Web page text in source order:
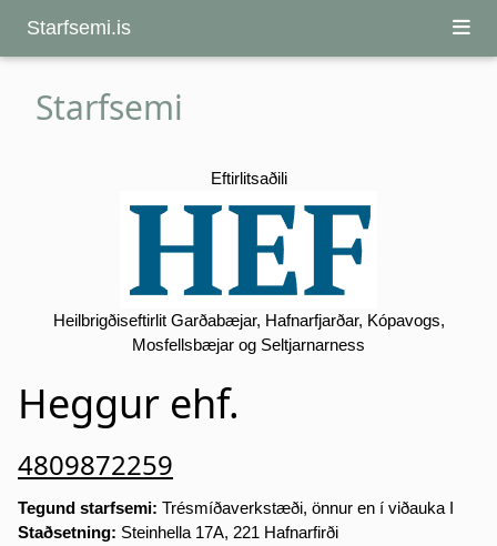
Starfsemi.is
Starfsemi
Eftirlitsaðili
Heilbrigðiseftirlit Garðabæjar, Hafnarfjarðar, Kópavogs,
Mosfellsbæjar og Seltjarnarness
Heggur ehf.
4809872259
Tegund starfsemi: Trésmíðaverkstæði, önnur en í viðauka I
Staðsetning: Steinhella 17A, 221 Hafnarfirði